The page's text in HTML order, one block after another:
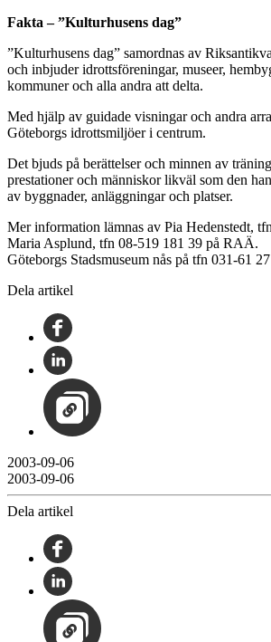
Fakta – ”Kulturhusens dag”
”Kulturhusens dag” samordnas av
och inbjuder idrottsföreningar, museer,
kommuner och alla andra att delta.
Med hjälp av guidade visningar och andra
Göteborgs idrottsmiljöer i centrum.
Det bjuds på berättelser och minnen av
prestationer och människor likväl som den
av byggnader, anläggningar och platser.
Mer information lämnas av Pia Hedenstedt,
Maria Asplund, tfn 08-519 181 39 på RAÄ.
Göteborgs Stadsmuseum nås på tfn 031-61
Dela artikel
2003-09-06
2003-09-06
Dela artikel